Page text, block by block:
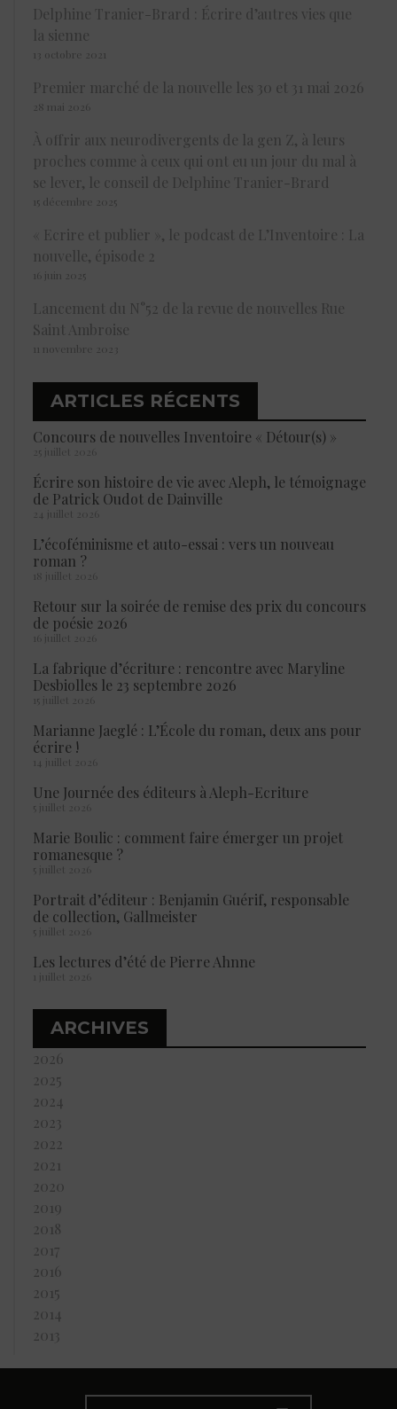
Delphine Tranier-Brard : Écrire d’autres vies que
la sienne
13 octobre 2021
Premier marché de la nouvelle les 30 et 31 mai 2026
28 mai 2026
À offrir aux neurodivergents de la gen Z, à leurs
proches comme à ceux qui ont eu un jour du mal à
se lever, le conseil de Delphine Tranier-Brard
15 décembre 2025
« Ecrire et publier », le podcast de L’Inventoire : La
nouvelle, épisode 2
16 juin 2025
Lancement du N°52 de la revue de nouvelles Rue
Saint Ambroise
11 novembre 2023
ARTICLES RÉCENTS
Concours de nouvelles Inventoire « Détour(s) »
25 juillet 2026
Écrire son histoire de vie avec Aleph, le témoignage
de Patrick Oudot de Dainville
24 juillet 2026
L’écoféminisme et auto-essai : vers un nouveau
roman ?
18 juillet 2026
Retour sur la soirée de remise des prix du concours
de poésie 2026
16 juillet 2026
La fabrique d’écriture : rencontre avec Maryline
Desbiolles le 23 septembre 2026
15 juillet 2026
Marianne Jaeglé : L’École du roman, deux ans pour
écrire !
14 juillet 2026
Une Journée des éditeurs à Aleph-Ecriture
5 juillet 2026
Marie Boulic : comment faire émerger un projet
romanesque ?
5 juillet 2026
Portrait d’éditeur : Benjamin Guérif, responsable
de collection, Gallmeister
5 juillet 2026
Les lectures d’été de Pierre Ahnne
1 juillet 2026
ARCHIVES
2026
2025
2024
2023
2022
2021
2020
2019
2018
2017
2016
2015
2014
2013